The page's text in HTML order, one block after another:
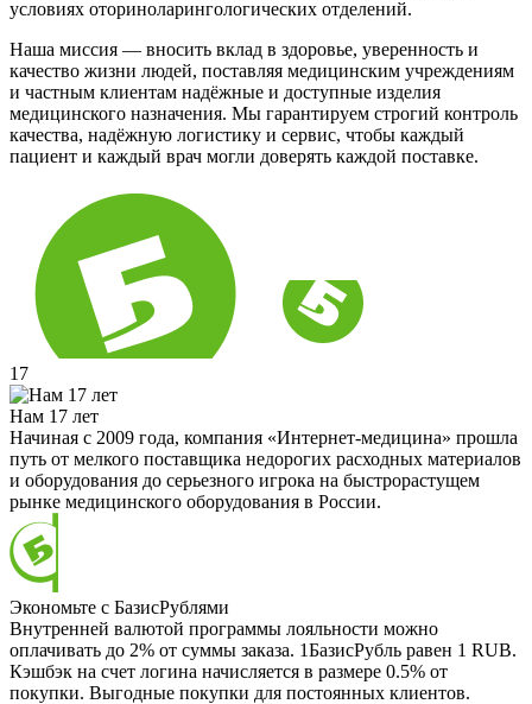
условиях оториноларингологических отделений.
Наша миссия — вносить вклад в здоровье, уверенность и
качество жизни людей, поставляя медицинским учреждениям
и частным клиентам надёжные и доступные изделия
медицинского назначения. Мы гарантируем строгий контроль
качества, надёжную логистику и сервис, чтобы каждый
пациент и каждый врач могли доверять каждой поставке.
17
Нам 17 лет
Начиная с 2009 года, компания «Интернет-медицина» прошла
путь от мелкого поставщика недорогих расходных материалов
и оборудования до серьезного игрока на быстрорастущем
рынке медицинского оборудования в России.
Экономьте с БазисРублями
Внутренней валютой программы лояльности можно
оплачивать до 2% от суммы заказа. 1БазисРубль равен 1 RUB.
Кэшбэк на счет логина начисляется в размере 0.5% от
покупки. Выгодные покупки для постоянных клиентов.